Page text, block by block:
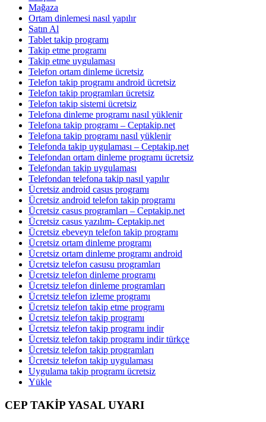
Mağaza
Ortam dinlemesi nasıl yapılır
Satın Al
Tablet takip programı
Takip etme programı
Takip etme uygulaması
Telefon ortam dinleme ücretsiz
Telefon takip programı android ücretsiz
Telefon takip programları ücretsiz
Telefon takip sistemi ücretsiz
Telefona dinleme programı nasıl yüklenir
Telefona takip programı – Ceptakip.net
Telefona takip programı nasıl yüklenir
Telefonda takip uygulaması – Ceptakip.net
Telefondan ortam dinleme programı ücretsiz
Telefondan takip uygulaması
Telefondan telefona takip nasıl yapılır
Ücretsiz android casus programı
Ücretsiz android telefon takip programı
Ücretsiz casus programları – Ceptakip.net
Ücretsiz casus yazılım- Ceptakip.net
Ücretsiz ebeveyn telefon takip programı
Ücretsiz ortam dinleme programı
Ücretsiz ortam dinleme programı android
Ücretsiz telefon casusu programları
Ücretsiz telefon dinleme programı
Ücretsiz telefon dinleme programları
Ücretsiz telefon izleme programı
Ücretsiz telefon takip etme programı
Ücretsiz telefon takip programı
Ücretsiz telefon takip programı indir
Ücretsiz telefon takip programı indir türkçe
Ücretsiz telefon takip programları
Ücretsiz telefon takip uygulaması
Uygulama takip programı ücretsiz
Yükle
CEP TAKİP YASAL UYARI